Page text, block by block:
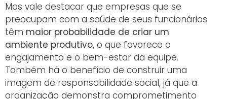
Mas vale destacar que empresas que se
preocupam com a saúde de seus funcionários
têm maior probabilidade de criar um
ambiente produtivo, o que favorece o
engajamento e o bem-estar da equipe.
Também há o benefício de construir uma
imagem de responsabilidade social, já que a
organização demonstra comprometimento